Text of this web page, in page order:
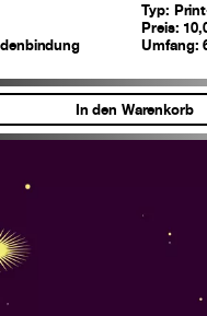
Typ:
Preis:
Umfang:
In den Warenkorb